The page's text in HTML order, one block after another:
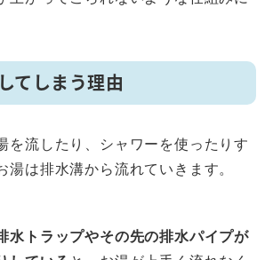
てしまう理由
を流したり、シャワーを使ったりす
湯は排水溝から流れていきます。
水トラップやその先の排水パイプが